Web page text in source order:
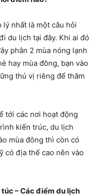
lý nhất là một câu hỏi
du lịch tại đây. Khi ai đó
phân 2 mùa nóng lạnh
hay mùa đông, bạn vào
thú vị riêng để thăm
tới các nơi hoạt động
kiến trúc, du lịch
mùa đông thì còn có
có địa thế cao nên vào
– Các điểm du lịch